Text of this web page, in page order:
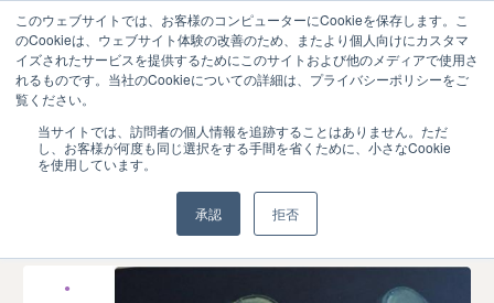
このウェブサイトでは、お客様のコンピューターにCookieを保存します。こ
のCookieは、ウェブサイト体験の改善のため、またより個人向けにカスタマ
イズされたサービスを提供するためにこのサイトおよび他のメディアで使用さ
れるものです。当社のCookieについての詳細は、プライバシーポリシーをご
覧ください。
当サイトでは、訪問者の個人情報を追跡することはありません。ただ
し、お客様が何度も同じ選択をする手間を省くために、小さなCookie
を使用しています。
承認 拒否
記事一覧